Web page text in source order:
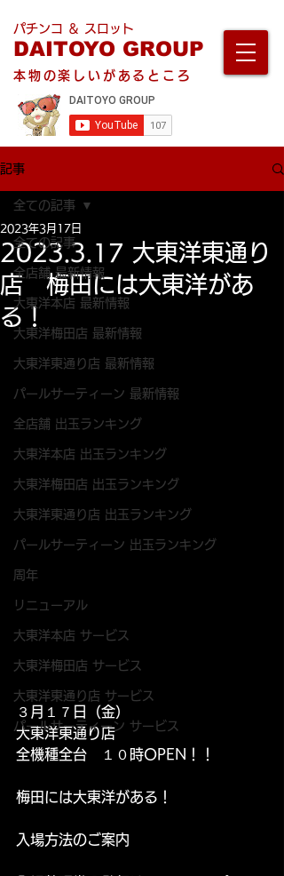
パチンコ ＆ スロット
DAITOYO GROUP
本物の楽しいがあるところ
記事
全ての記事
全店舗 最新情報
大東洋本店 最新情報
大東洋梅田店 最新情報
大東洋東通り店 最新情報
パールサーティーン 最新情報
全店舗 出玉ランキング
大東洋本店 出玉ランキング
大東洋梅田店 出玉ランキング
大東洋東通り店 出玉ランキング
パールサーティーン 出玉ランキング
周年
リニューアル
大東洋本店 サービス
大東洋梅田店 サービス
大東洋東通り店 サービス
パールサーティーン サービス
全ての記事
2023.3.17 大東洋東通り
店 梅田には大東洋があ
る！
2023年3月17日
３月１７日（金）
大東洋東通り店
全機種全台　１０時OPEN！！
梅田には大東洋がある！
入場方法のご案内